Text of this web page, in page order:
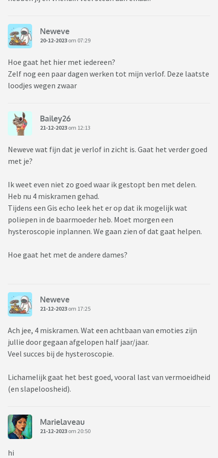
Neweve
20-12-2023 om 07:29
Hoe gaat het hier met iedereen?
Zelf nog een paar dagen werken tot mijn verlof. Deze laatste
loodjes wegen zwaar
Bailey26
21-12-2023 om 12:13
Neweve wat fijn dat je verlof in zicht is. Gaat het verder goed
met je?
Ik weet even niet zo goed waar ik gestopt ben met delen.
Heb nu 4 miskramen gehad.
Tijdens een Gis echo leek het er op dat ik mogelijk wat
poliepen in de baarmoeder heb. Moet morgen een
hysteroscopie inplannen. We gaan zien of dat gaat helpen.
Hoe gaat het met de andere dames?
Neweve
21-12-2023 om 17:25
Ach jee, 4 miskramen. Wat een achtbaan van emoties zijn
jullie door gegaan afgelopen half jaar/jaar.
Veel succes bij de hysteroscopie.
Lichamelijk gaat het best goed, vooral last van vermoeidheid
(en slapeloosheid).
Marielaveau
21-12-2023 om 20:50
hi